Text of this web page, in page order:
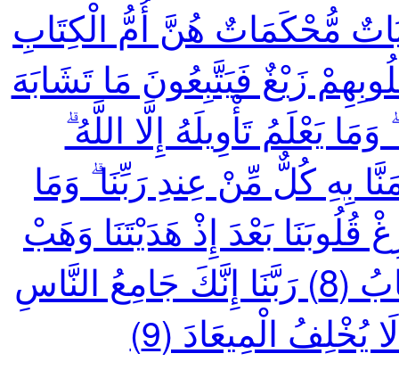
مُّحْكَمَاتٌ هُنَّ أُمُّ الْكِتَابِ
زَيْغٌ فَيَتَّبِعُونَ مَا تَشَابَهَ
وَمَا يَعْلَمُ تَأْوِيلَهُ إِلَّا اللَّهُ
بِهِ كُلٌّ مِّنْ عِندِ رَبِّنَا ۗ وَمَا
(7) رَبَّنَا لَا تُزِغْ قُلُوبَنَا بَعْدَ إِذْ هَدَيْتَنَا وَهَبْ
لَنَا مِن لَّدُنكَ رَحْمَةً ۚ إِنَّكَ أَنتَ الْوَهَّابُ (8) رَبَّنَا إِنَّكَ جَامِعُ النَّاسِ
يُخْلِفُ الْمِيعَادَ (9)